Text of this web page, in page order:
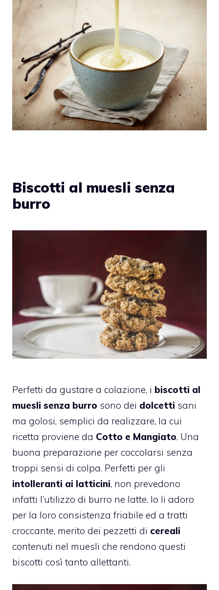
Biscotti al muesli senza
burro
Perfetti da gustare a colazione, i biscotti al
muesli senza burro sono dei dolcetti sani
ma golosi, semplici da realizzare, la cui
ricetta proviene da Cotto e Mangiato. Una
buona preparazione per coccolarsi senza
troppi sensi di colpa. Perfetti per gli
intolleranti ai latticini, non prevedono
infatti l’utilizzo di burro ne latte. Io li adoro
per la loro consistenza friabile ed a tratti
croccante, merito dei pezzetti di cereali
contenuti nel muesli che rendono questi
biscotti così tanto allettanti.